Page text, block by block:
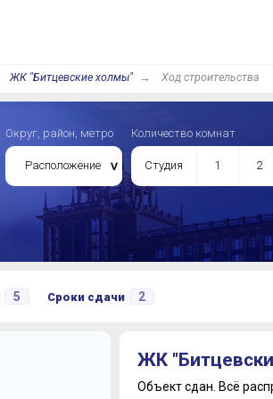
ЖК "Битцевские холмы" Ход строительства
Округ, район, метро
Расположение
Количество комнат
Студия 1 2
5 Сроки сдачи 2
ЖК
Объект сдан. Всё